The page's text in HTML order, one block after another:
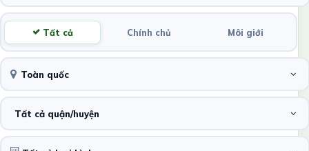
Tất cả Chính chủ Môi giới
Toàn quốc
Tất cả quận/huyện